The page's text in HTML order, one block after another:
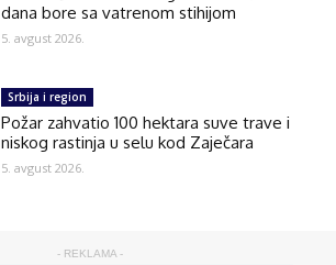
dana bore sa vatrenom stihijom
5. avgust 2026.
Srbija i region
Požar zahvatio 100 hektara suve trave i
niskog rastinja u selu kod Zaječara
5. avgust 2026.
- REKLAMA -